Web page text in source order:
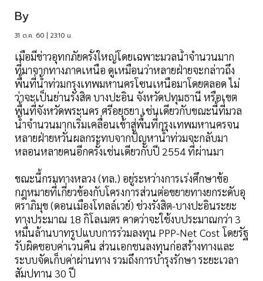
By
31 ต.ค. 60 | 23:10 น.
เมื่อมีข่าวอุทกภัยครั้งใหญ่โดยเฉพาะมวลนํ้าจำนวนมาก
ที่มาจากทางภาคเหนือ ดูเหมือนว่าหลายฝ่ายจะกล่าวถึง
พื้นที่นํ้าท่วมกรุงเทพมหานครโซนเหนือมาโดยตลอด ไม่
ว่าจะเป็นย่านรังสิต บางปะอิน จังหวัดปทุมธานี หรือเขต
พื้นที่จังหวัดพระนคร ศรีอยุธยา เช่นเดียวกับขณะนี้ที่มวล
นํ้าจำนวนมากเริ่มเคลื่อนเข้าสู่พื้นที่กรุงเทพมหานครจน
หลายฝ่ายหวั่นผลกระทบจากปัญหานํ้าท่วมจะกลับมา
หลอนหลายคนอีกครั้งเช่นเดียวกับปี 2554 ที่ผ่านมา
ขณะนี้กรมทางหลวง (ทล.) อยู่ระหว่างการเร่งศึกษาข้อ
กฎหมายที่เกี่ยวข้องกับโครงการส่วนต่อขยายทางยกระดับอุ
ตราภิมุข (ดอนเมืองโทลล์เวย์) ช่วงรังสิต-บางปะอินระยะ
ทางประมาณ 18 กิโลเมตร คาดว่าจะใช้งบประมาณกว่า 3
หมื่นล้านบาทรูปแบบการร่วมลงทุน PPP-Net Cost โดยรัฐ
รับผิดชอบค่าเวนคืน ส่วนเอกชนลงทุนก่อสร้างทางและ
ระบบจัดเก็บค่าผ่านทาง รวมถึงการบำรุงรักษา ระยะเวลา
สัมปทาน 30 ปี